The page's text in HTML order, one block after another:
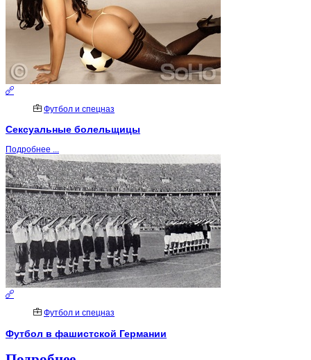
Футбол и спецназ
Сексуальные болельщицы
Подробнее ...
Футбол и спецназ
Футбол в фашистской Германии